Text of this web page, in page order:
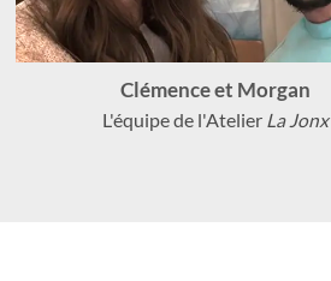
Clémence et Morgan
L'équipe de l'Atelier La Jonx